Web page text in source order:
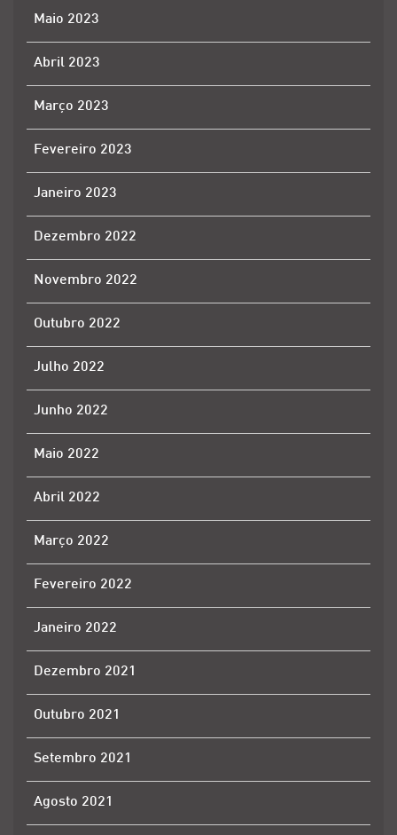
Maio 2023
Abril 2023
Março 2023
Fevereiro 2023
Janeiro 2023
Dezembro 2022
Novembro 2022
Outubro 2022
Julho 2022
Junho 2022
Maio 2022
Abril 2022
Março 2022
Fevereiro 2022
Janeiro 2022
Dezembro 2021
Outubro 2021
Setembro 2021
Agosto 2021